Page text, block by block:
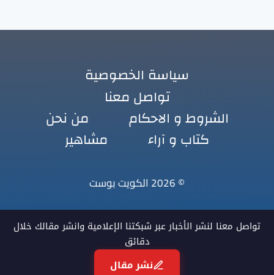
سياسة الخصوصية
تواصل معنا
الشروط و الاحكام
من نحن
كتاب و آراء
مشاهير
© 2026 الكويت بوست
تواصل معنا لنشر الأخبار عبر شبكتنا الإعلامية وانشر مقالك خلال
دقائق
نشر مقال